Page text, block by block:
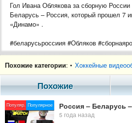
Гол Ивана Облякова за сборную
Беларусь – Россия, который прошел 7
«Динамо» .
#беларусьроссиия #Обляков
Протокол матча: https://rfs.ru/match/
https://rfs.ru
Telegram https://t.me/rfsruofficial
Дзен https://zen.yandex.ru/teamrussia
VK https://vk.com/teamrussia
Похожие категории: • Хоккейные
Похожие
Популяр. Популярное Россия – Беларусь
5 года назад